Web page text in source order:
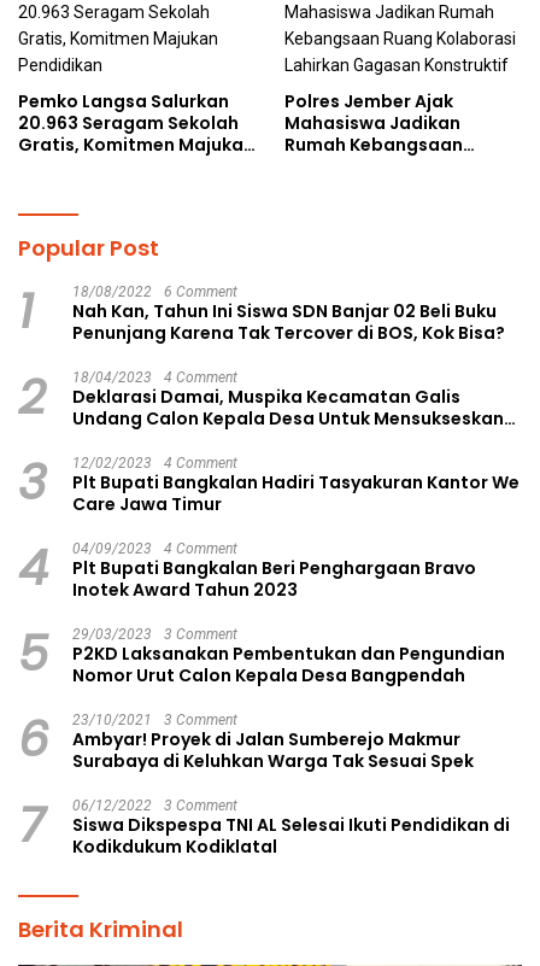
Pemko Langsa Salurkan
20.963 Seragam Sekolah
Gratis, Komitmen Majukan
Polres Jember Ajak
Mahasiswa Jadikan
Rumah Kebangsaan
Popular Post
1 18/08/2022 6 Comment
Nah Kan, Tahun Ini Siswa SDN Banjar 02 Beli Buku
Penunjang Karena Tak Tercover di BOS, Kok Bisa?
2 18/04/2023 4 Comment
Deklarasi Damai, Muspika Kecamatan Galis
Undang Calon Kepala Desa Untuk Mensukseskan
3 12/02/2023 4 Comment
Plt Bupati Bangkalan Hadiri Tasyakuran Kantor We
Care Jawa Timur
4 04/09/2023 4 Comment
Plt Bupati Bangkalan Beri Penghargaan Bravo
Inotek Award Tahun 2023
5 29/03/2023 3 Comment
P2KD Laksanakan Pembentukan dan Pengundian
Nomor Urut Calon Kepala Desa Bangpendah
6 23/10/2021 3 Comment
Ambyar! Proyek di Jalan Sumberejo Makmur
Surabaya di Keluhkan Warga Tak Sesuai Spek
7 06/12/2022 3 Comment
Siswa Dikspespa TNI AL Selesai Ikuti Pendidikan di
Kodikdukum Kodiklatal
Berita Kriminal